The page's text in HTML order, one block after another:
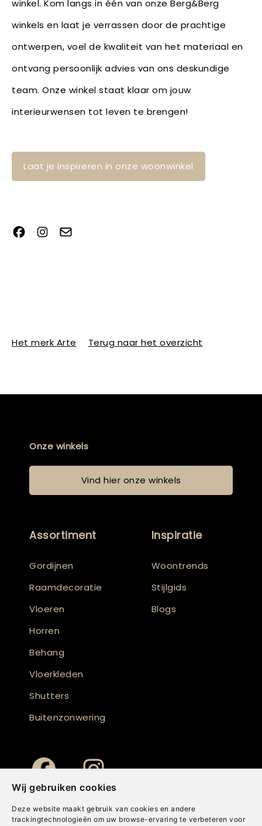
Wij gebruiken cookies
Deze website maakt gebruik van cookies en andere
trackingtechnologieën om uw browse-ervaring te verbeteren voor
winkel. Kom langs in één van onze Berg&Berg
winkels en laat je verrassen door de prachtige
ontwerpen, voel de kwaliteit van het materiaal en
ontvang persoonlijk advies van ons deskundige
team. Onze winkel staat klaar om jouw
interieurwensen tot leven te brengen!
Laat je inspireren in onze woonwinkel
Het merk Arte Terug naar het overzicht
Onze winkels
Vind hier onze winkels
Assortiment
Gordijnen
Raamdecoratie
Vloeren
Horren
Behang
Vloerkleden
Shutters
Buitenzonwering
Inspiratie
Woontrends
Stijlgids
Blogs